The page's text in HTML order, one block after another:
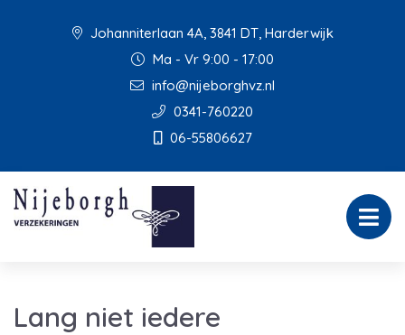
Johanniterlaan 4A, 3841 DT, Harderwijk
Ma - Vr 9:00 - 17:00
info@nijeborghvz.nl
0341-760220
06-55806627
Lang niet iedere